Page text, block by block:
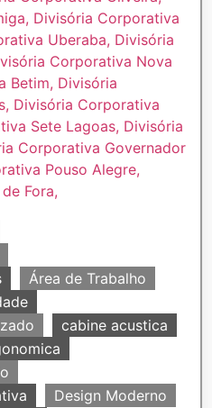
Área de Trabalho
cabine acustica
Design Moderno